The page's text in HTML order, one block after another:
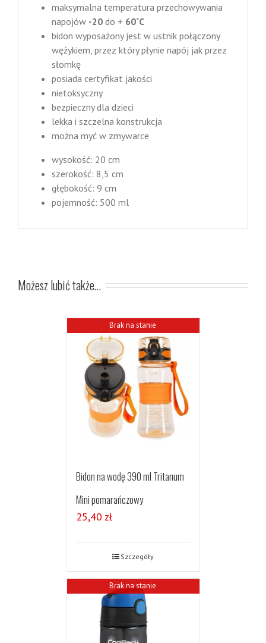
maksymalna temperatura przechowywania
napojów -20do + 60˚C
bidon wyposażony jest w ustnik połączony
wężykiem, przez który płynie napój jak przez
słomkę
posiada certyfikat jakości
nietoksyczny
bezpieczny dla dzieci
lekka i szczelna konstrukcja
można myć w zmywarce
wysokość: 20 cm
szerokość: 8,5 cm
głębokość: 9 cm
pojemność: 500 ml
Możesz lubić także…
Brak na stanie
Bidon na wodę 390 ml Tritanum
Mini pomarańczowy
25,40 zł
Szczegóły
Brak na stanie